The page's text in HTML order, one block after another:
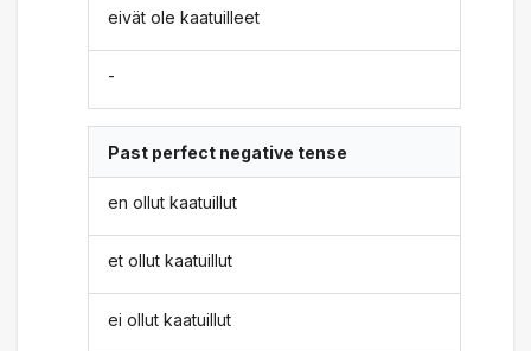
eivät ole kaatuilleet
-
Past perfect negative tense
en ollut kaatuillut
et ollut kaatuillut
ei ollut kaatuillut